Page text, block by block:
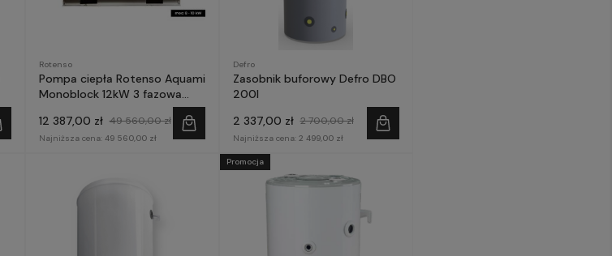
Rotenso
Pompa ciepła Rotenso Aquami
Monoblock 12kW 3 fazowa
12 387,00 zł 49 560,00 zł
Najniższa cena: 49 560,00 zł
Defro
Zasobnik buforowy Defro DBO
200l
2 337,00 zł 2 700,00 zł
Najniższa cena: 2 499,00 zł
Promocja